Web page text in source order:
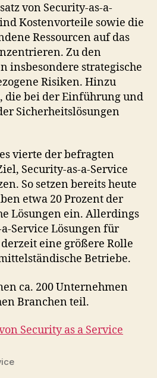
von Security-as-a-
Kostenvorteile sowie die
Ressourcen auf das
Zu den
insbesondere strategische
Risiken. Hinzu
die bei der Einführung und
Sicherheitslösungen
vierte der befragten
Security-as-a-Service
So setzen bereits heute
etwa 20 Prozent der
Lösungen ein. Allerdings
Service Lösungen für
eine größere Rolle
Betriebe.
ca. 200 Unternehmen
Branchen teil.
Security as a Service